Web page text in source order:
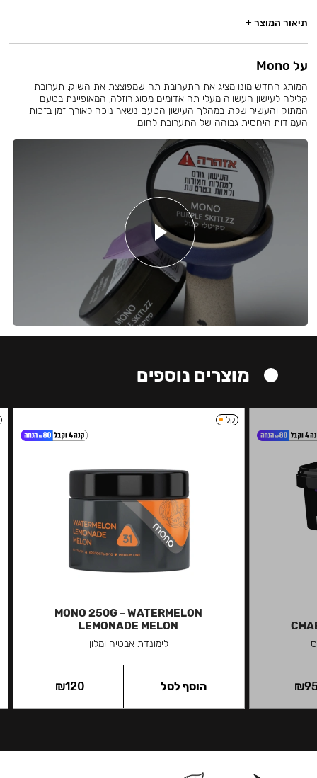
תיאור המוצר +
על Mono
המותג החדש מונו מציג את התערובת תה שמפוצצת את השוק. תערובת
קלילה לעישון העשויה מעלי תה אדומים מסוג רוזלה, המאופיינת בטעם
המתוק והעשיר שלה. במהלך העישון הטעם נשאר נוכח לאורך זמן בזכות
העמידות היחסית גבוהה של התערובת לחום.
מוצרים נוספים
₪
קל
MONO 250G – WATERMELON
LEMONADE MELON
לימונדת אבטיח ומלון
₪120 הוסף לסל